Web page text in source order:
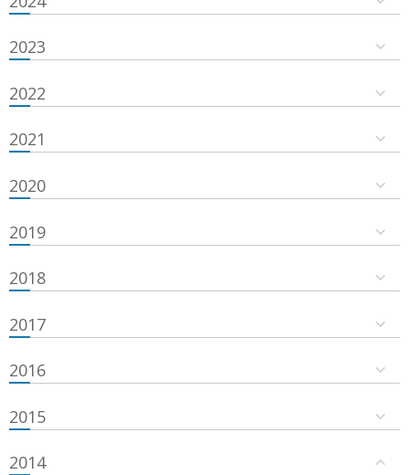
2023
2022
2021
2020
2019
2018
2017
2016
2015
2014